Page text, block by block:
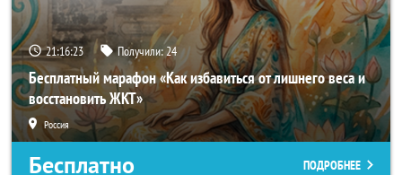
21:16:20 Получили:24
Бесплатный марафон «Как избавиться от лишнего веса и
восстановить ЖКТ»
Россия
Бесплатно ПОДРОБНЕЕ